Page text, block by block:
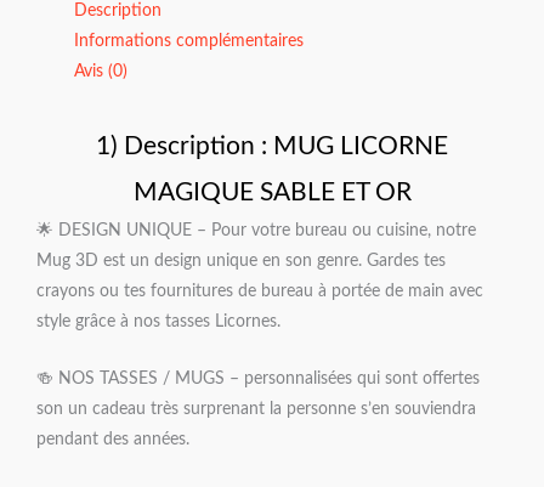
Description
Informations complémentaires
Avis (0)
1) Description : MUG LICORNE
MAGIQUE SABLE ET OR
🌟 DESIGN UNIQUE – Pour votre bureau ou cuisine, notre
Mug 3D est un design unique en son genre. Gardes tes
crayons ou tes fournitures de bureau à portée de main avec
style grâce à nos tasses Licornes.
🍻 NOS TASSES / MUGS – personnalisées qui sont offertes
son un cadeau très surprenant la personne s’en souviendra
pendant des années.